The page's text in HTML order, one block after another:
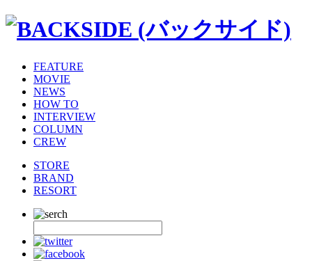
FEATURE
MOVIE
NEWS
HOW TO
INTERVIEW
COLUMN
CREW
STORE
BRAND
RESORT